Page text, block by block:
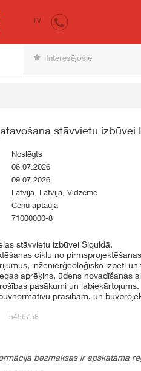
iepirkumi.lv
LV
Interesējošie
stāvvietu izbūvei
Noslēgts
06.07.2026
09.07.2026
Latvija, Latvija, Vidzeme
Cenu aptauja
71000000-8
stāvvietu izbūvei Siguldā.
ciklu no
inženierģeoloģisko izpēti
aprēķins, ūdens novadīšanas
pasākumi un labiekārtojums.
prasībām, un
5456758
bezmaksas ir apskatāma